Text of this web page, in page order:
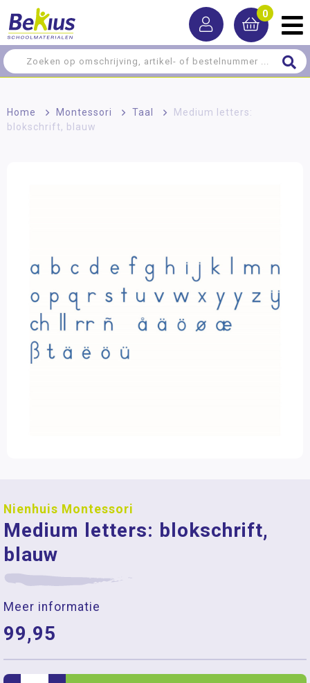
0
Home > Montessori > Taal >
Medium letters:
blokschrift, blauw
Nienhuis Montessori
Medium letters: blokschrift,
blauw
Meer informatie
99,95